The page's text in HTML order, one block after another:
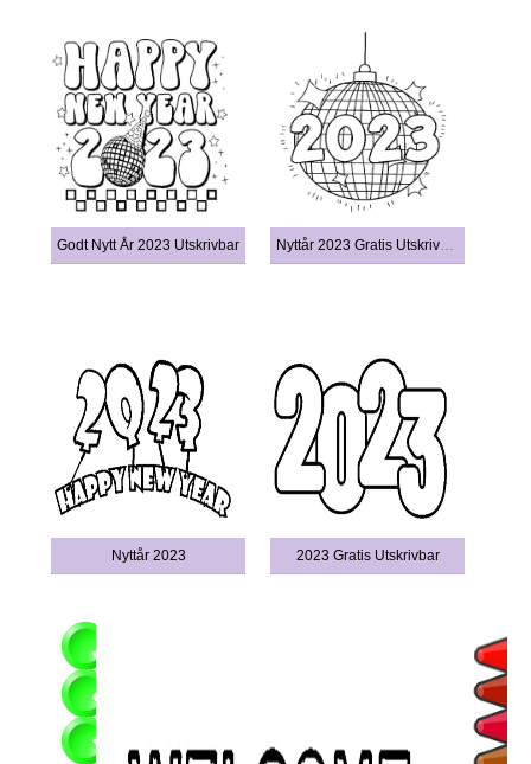
Godt Nytt År 2023 Utskrivbar Nyttår 2023 Gratis Utskrivbar
Nyttår 2023 2023 Gratis Utskrivbar